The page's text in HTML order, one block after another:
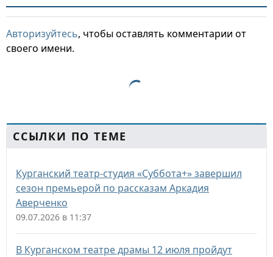
Авторизуйтесь, чтобы оставлять комментарии от
своего имени.
ССЫЛКИ ПО ТЕМЕ
Курганский театр-студия «Суббота+» завершил
сезон премьерой по рассказам Аркадия
Аверченко
09.07.2026 в 11:37
В Курганском театре драмы 12 июля пройдут